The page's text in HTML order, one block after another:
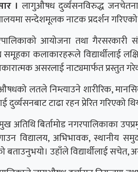
। लागुऔषध दुर्व्यसनविरुद्ध जनचेतना
सन्देशमूलक नाटक प्रदर्शन
आयोजना तथा गैरसरकारी
कलाकारहरूले विद्यार्थीलाई
असरलाई नाट्यमार्फत प्रस्तुत
लतले निम्त्याउने शारीरिक,
दुर्व्यसनबाट टाढा रहन प्रेरित गरिएको
अतिथि बिर्तामोड नगरपालिकाका
विद्यालय, अभिभावक, स्थानीय
उहाँले विद्यार्थीलाई सचेत,